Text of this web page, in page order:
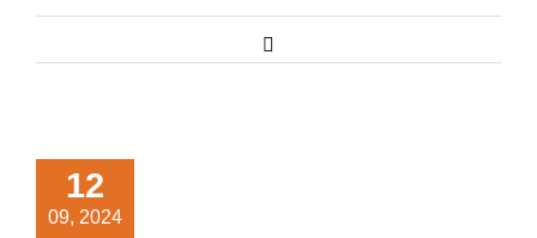
12
09, 2024
durable ?
Sociétale et
durable Un